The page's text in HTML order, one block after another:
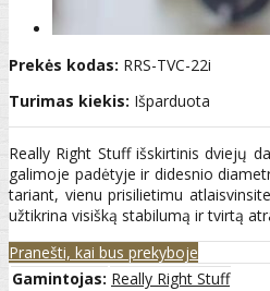
Prekės kodas: RRS-TVC-22i
Turimas kiekis: Išparduota
Really Right Stuff išskirtinis dviejų
galimoje padėtyje ir didesnio
tariant, vienu prisilietimu
užtikrina visišką stabilumą ir tvirtą
Pranešti, kai bus prekyboje
Gamintojas: Really Right Stuff